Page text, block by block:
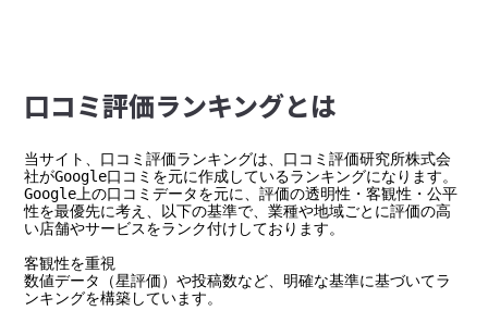
⼝コミ評価ランキングとは
当サイト、口コミ評価ランキングは、口コミ評価研究所株式会
社がGoogle口コミを元に作成しているランキングになります。
Google上の口コミデータを元に、評価の透明性・客観性・公平
性を最優先に考え、以下の基準で、業種や地域ごとに評価の高
い店舗やサービスをランク付けしております。
客観性を重視
数値データ（星評価）や投稿数など、明確な基準に基づいてラ
ンキングを構築しています。